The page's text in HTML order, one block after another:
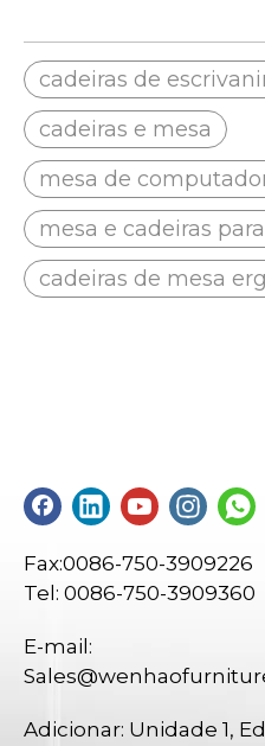
cadeiras de
cadeiras e mesa
mesa de
mesa e cadeiras
cadeiras de mesa
Fax:0086-750-3909226
Tel: 0086-750-3909360
E-mail:
Adicionar: Unidade 1,